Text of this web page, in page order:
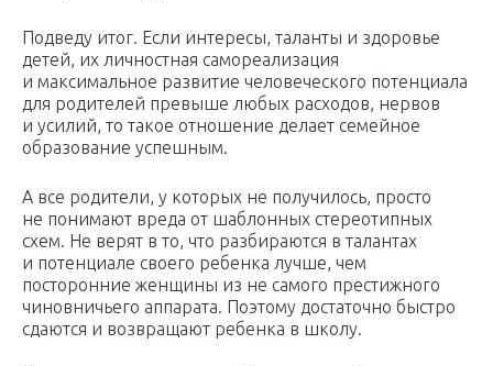
Подведу итог. Если интересы, таланты и здоровье
детей, их личностная самореализация
и максимальное развитие человеческого потенциала
для родителей превыше любых расходов, нервов
и усилий, то такое отношение делает семейное
образование успешным.
А все родители, у которых не получилось, просто
не понимают вреда от шаблонных стереотипных
схем. Не верят в то, что разбираются в талантах
и потенциале своего ребенка лучше, чем
посторонние женщины из не самого престижного
чиновничьего аппарата. Поэтому достаточно быстро
сдаются и возвращают ребенка в школу.